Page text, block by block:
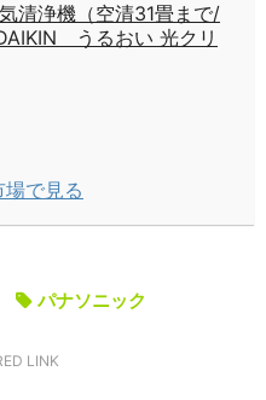
清浄機（空清31畳まで/
うるおい 光クリ
で見る
パナソニック
LINK